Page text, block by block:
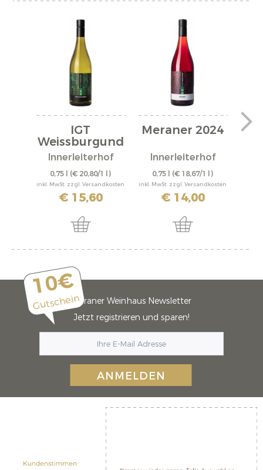
IGT
Weissburgund
er Weinberg...
Innerleiterhof
0,75 l (€ 20,80/1 l)
inkl. MwSt. zzgl. Versandkosten
€ 15,60
Meraner 2024
Innerleiterhof
0,75 l (€ 18,67/1 l)
inkl. MwSt. zzgl. Versandkosten
€ 14,00
10€
GutscheinMeraner Weinhaus Newsletter
Jetzt registrieren und sparen!
ANMELDEN